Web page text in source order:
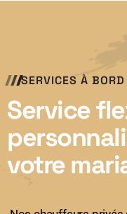
SERVICES À BORD
Service
votre